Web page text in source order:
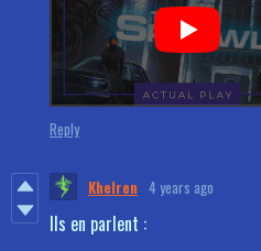
Reply
Khelren 4 years ago
Ils en parlent :